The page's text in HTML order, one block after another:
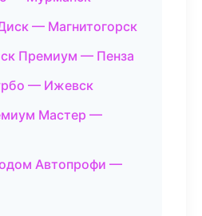
— Магнитогорск
Премиум — Пенза
— Ижевск
Мастер —
Автопрофи —